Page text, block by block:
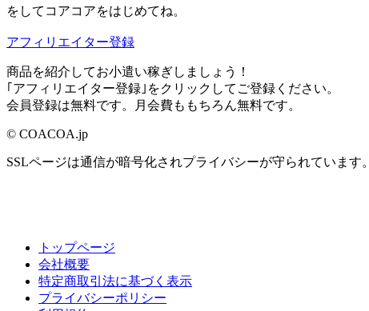
をしてコアコアをはじめてね。
アフィリエイター登録
商品を紹介してお小遣い稼ぎしましょう！
｢アフィリエイター登録｣をクリックしてご登録ください。
会員登録は無料です。月会費ももちろん無料です。
© COACOA.jp
SSLページは通信が暗号化されプライバシーが守られています。
トップページ
会社概要
特定商取引法に基づく表示
プライバシーポリシー